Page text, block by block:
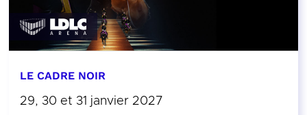
LE CADRE NOIR
29, 30 et 31 janvier 2027